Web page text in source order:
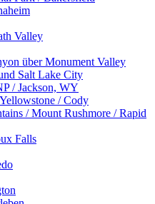
Valley
über Monument Valley
Salt Lake City
/ Jackson, WY
/ Cody
/ Mount Rushmore / Rapid
Falls